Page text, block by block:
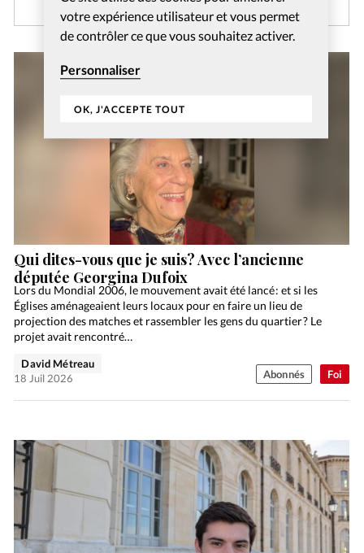
votre expérience utilisateur et vous permet
de contrôler ce que vous souhaitez activer.
Personnaliser
OK, J'ACCEPTE TOUT
Foi
Qui dites-vous que je suis? Avec l’ancienne
députée Georgina Dufoix
Lors du Mondial 2006, le mouvement avait été lancé : et si les
Églises aménageaient leurs locaux pour en faire un lieu de
projection des matches et rassembler les gens du quartier ? Le
projet avait rencontré…
David Métreau
18 Juil 2026
Abonnés